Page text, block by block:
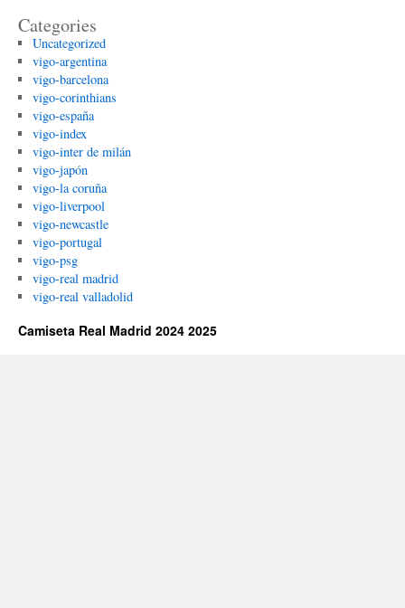
Categories
Uncategorized
vigo-argentina
vigo-barcelona
vigo-corinthians
vigo-españa
vigo-index
vigo-inter de milán
vigo-japón
vigo-la coruña
vigo-liverpool
vigo-newcastle
vigo-portugal
vigo-psg
vigo-real madrid
vigo-real valladolid
Camiseta Real Madrid 2024 2025